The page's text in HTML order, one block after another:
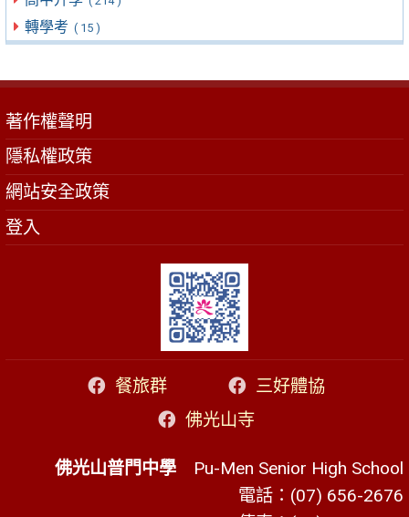
轉學考 ( 15 )
著作權聲明
隱私權政策
網站安全政策
登入
餐旅群
三好體協
佛光山寺
佛光山普門中學 Pu-Men Senior High School
電話：(07) 656-2676